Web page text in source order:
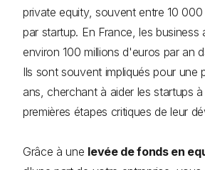
private equity, souvent entre 10
par startup. En France, les business
environ 100 millions d'euros par an
Ils sont souvent impliqués pour une
ans, cherchant à aider les startups
premières étapes critiques de leur
Grâce à une levée de fonds en